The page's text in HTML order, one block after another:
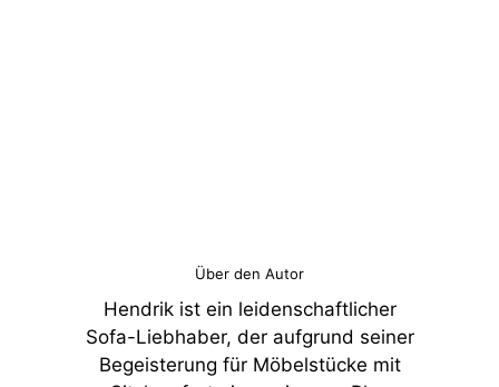
Über den Autor
Hendrik ist ein leidenschaftlicher
Sofa-Liebhaber, der aufgrund seiner
Begeisterung für Möbelstücke mit